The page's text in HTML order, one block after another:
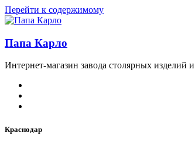
Перейти к содержимому
Папа Карло
Интернет-магазин завода столярных изделий
Краснодар